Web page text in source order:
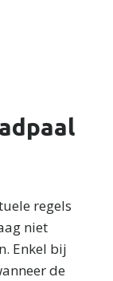
regels
niet
Enkel bij
de